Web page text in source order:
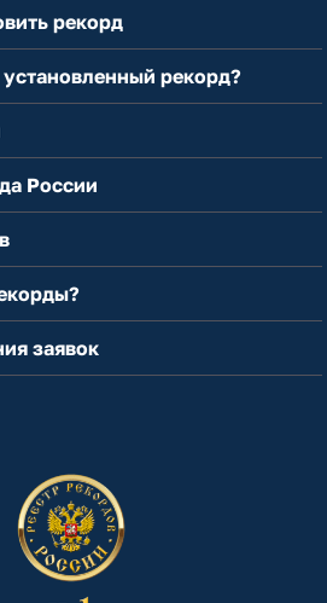
рекорд
рекорд?
России
заявок